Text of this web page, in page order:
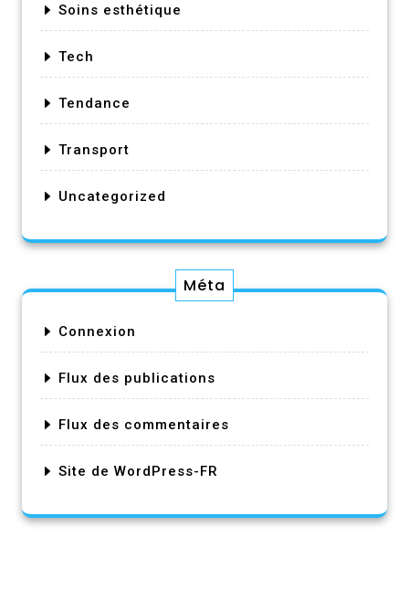
Soins esthétique
Tech
Tendance
Transport
Uncategorized
Méta
Connexion
Flux des publications
Flux des commentaires
Site de WordPress-FR